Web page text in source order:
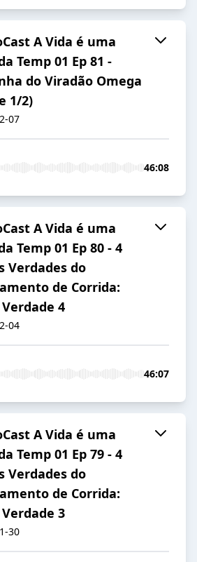
A Vida é uma
Temp 01 Ep 81 -
do Viradão Omega
1/2)
07
46:08
A Vida é uma
Temp 01 Ep 80 - 4
Verdades do
de Corrida:
4
04
46:07
A Vida é uma
Temp 01 Ep 79 - 4
Verdades do
de Corrida:
3
30